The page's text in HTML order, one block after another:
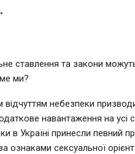
ставлення та закони
ми?
відчуттям небезпеки
навантаження на усі
в Україні принесли певний
сексуальної